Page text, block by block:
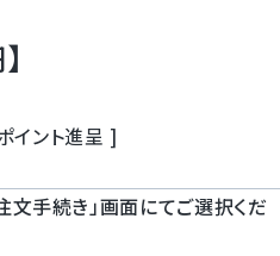
イント進呈 ]
手続き」画面にてご選択くだ